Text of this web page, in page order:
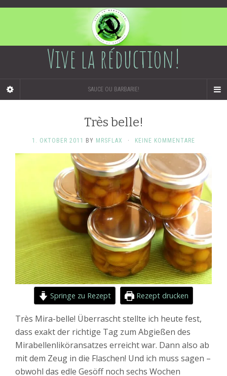
Vive la réduction!
SAUCE OU BARBARIE!
Très belle!
1. OKTOBER 2011 BY MRSFLAX · KEINE KOMMENTARE
Springe zu Rezept Rezept drucken
Très Mira-belle! Überrascht stellte ich heute fest,
dass exakt der richtige Tag zum Abgießen des
Mirabellenliköransatzes erreicht war. Dann also ab
mit dem Zeug in die Flaschen! Und ich muss sagen –
obwohl das edle Gesöff noch sechs Wochen